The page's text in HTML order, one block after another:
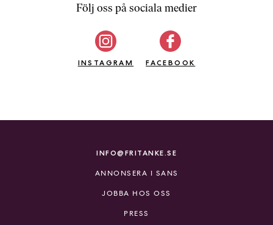
Följ oss på sociala medier
INSTAGRAM FACEBOOK
INFO@FRITANKE.SE
ANNONSERA I SANS
JOBBA HOS OSS
PRESS